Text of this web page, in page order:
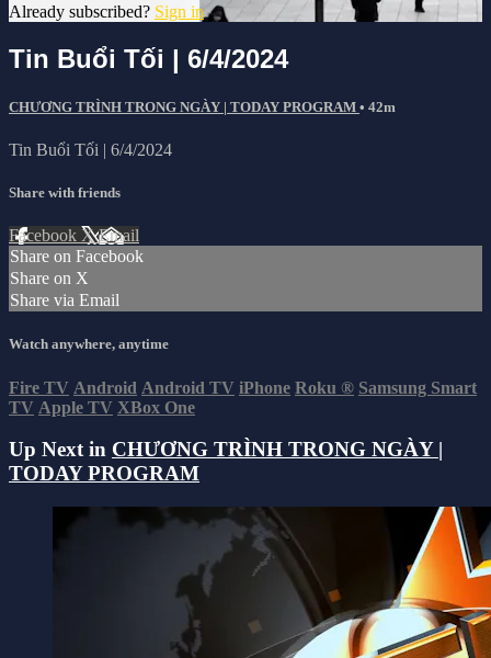
Already subscribed? Sign in
Tin Buổi Tối | 6/4/2024
CHƯƠNG TRÌNH TRONG NGÀY | TODAY PROGRAM • 42m
Tin Buổi Tối | 6/4/2024
Share with friends
Facebook XEmail
Share on Facebook
Share on X
Share via Email
Watch anywhere, anytime
Fire TV Android Android TV iPhone Roku ® Samsung Smart
TV Apple TV XBox One
Up Next in CHƯƠNG TRÌNH TRONG NGÀY |
TODAY PROGRAM